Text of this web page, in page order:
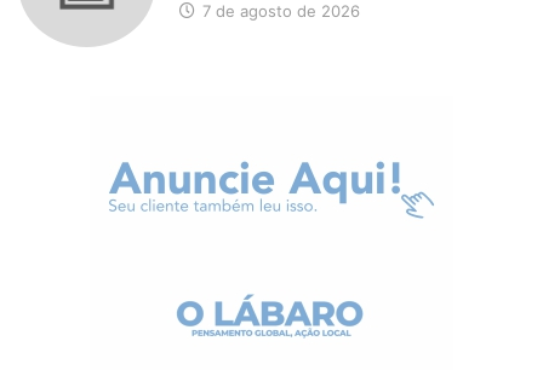
7 de agosto de 2026